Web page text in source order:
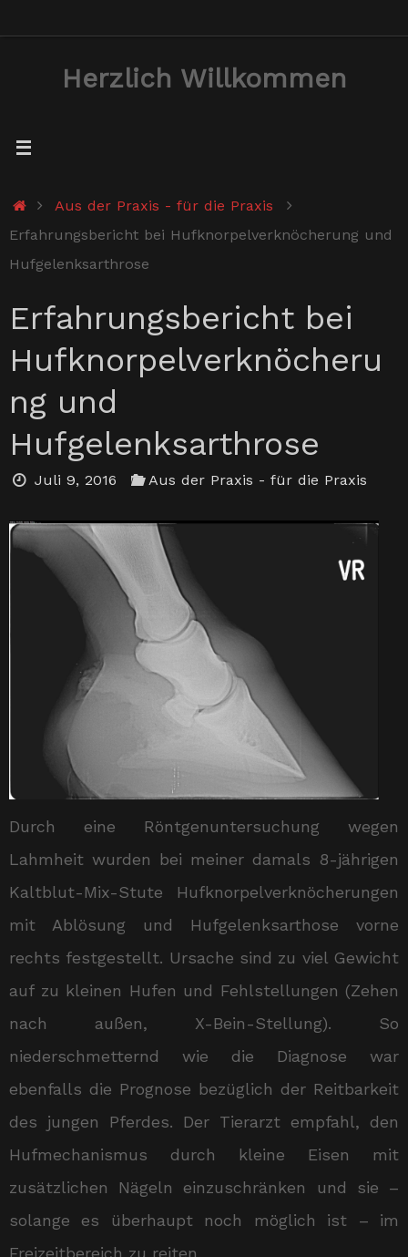
Herzlich Willkommen
StartAus der Praxis - für die Praxis
Erfahrungsbericht bei Hufknorpelverknöcherung und
Hufgelenksarthrose
Erfahrungsbericht bei
Hufknorpelverknöcheru
ng und
Hufgelenksarthrose
Juli 9, 2016 Aus der Praxis - für die Praxis
Durch eine Röntgenuntersuchung wegen
Lahmheit wurden bei meiner damals 8-jährigen
Kaltblut-Mix-Stute Hufknorpelverknöcherungen
mit Ablösung und Hufgelenksarthose vorne
rechts festgestellt. Ursache sind zu viel Gewicht
auf zu kleinen Hufen und Fehlstellungen (Zehen
nach außen, X-Bein-Stellung). So
niederschmetternd wie die Diagnose war
ebenfalls die Prognose bezüglich der Reitbarkeit
des jungen Pferdes. Der Tierarzt empfahl, den
Hufmechanismus durch kleine Eisen mit
zusätzlichen Nägeln einzuschränken und sie –
solange es überhaupt noch möglich ist – im